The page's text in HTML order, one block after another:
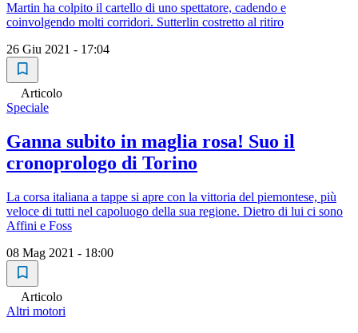
Martin ha colpito il cartello di uno spettatore, cadendo e
coinvolgendo molti corridori. Sutterlin costretto al ritiro
26 Giu 2021 - 17:04
Articolo
Speciale
Ganna subito in maglia rosa! Suo il
cronoprologo di Torino
La corsa italiana a tappe si apre con la vittoria del piemontese, più
veloce di tutti nel capoluogo della sua regione. Dietro di lui ci sono
Affini e Foss
08 Mag 2021 - 18:00
Articolo
Altri motori